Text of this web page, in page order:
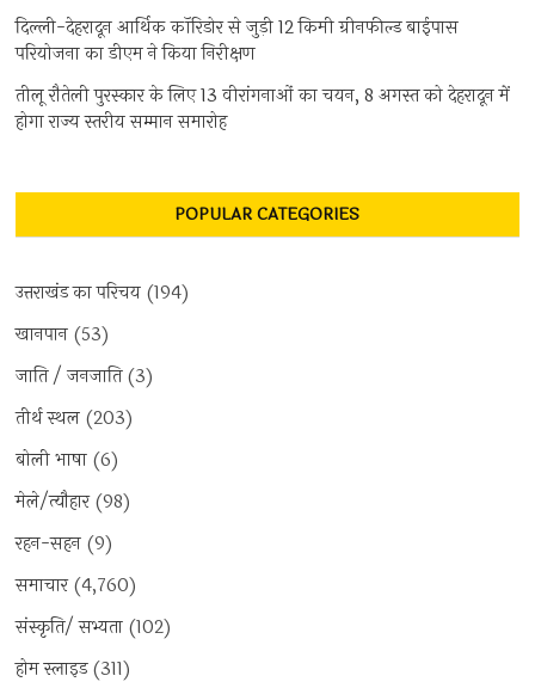
दिल्ली-देहरादून आर्थिक कॉरिडोर से जुड़ी 12 किमी ग्रीनफील्ड बाईपास
परियोजना का डीएम ने किया निरीक्षण
तीलू रौतेली पुरस्कार के लिए 13 वीरांगनाओं का चयन, 8 अगस्त को देहरादून में
होगा राज्य स्तरीय सम्मान समारोह
POPULAR CATEGORIES
उत्तराखंड का परिचय (194)
खानपान (53)
जाति / जनजाति(3)
तीर्थ स्थल (203)
बोली भाषा (6)
मेले/त्यौहार(98)
रहन-सहन (9)
समाचार(4,760)
संस्कृति/ सभ्यता (102)
होम स्लाइड(311)